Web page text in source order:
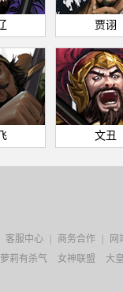
贾诩
文丑
客服中心 商务合作
网
萝莉有杀气 女神联盟
大